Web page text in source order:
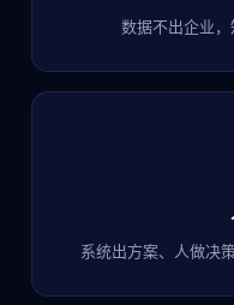
数据不出企业
系统出方案、人做